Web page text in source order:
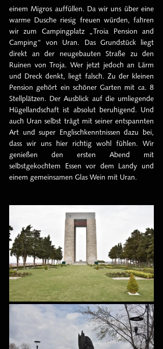
einem Migros auffüllen. Da wir uns über eine
warme Dusche riesig freuen würden, fahren
wir zum Campingplatz „Troia Pension and
Camping“ von Uran. Das Grundstück liegt
direkt an der neugebauten Straße zu den
Ruinen von Troja. Wer jetzt jedoch an Lärm
und Dreck denkt, liegt falsch. Zu der kleinen
Pension gehört ein schöner Garten mit ca. 8
Stellplätzen. Der Ausblick auf die umliegende
Hügellandschaft ist absolut beruhigend. Und
auch Uran selbst trägt mit seiner entspannten
Art und super Englischkenntnissen dazu bei,
dass wir uns hier richtig wohl fühlen. Wir
genießen den ersten Abend mit
selbstgekochtem Essen vor dem Landy und
einem gemeinsamen Glas Wein mit Uran.